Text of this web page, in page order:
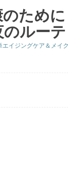
ため
ルー
エイジングケア＆メイ